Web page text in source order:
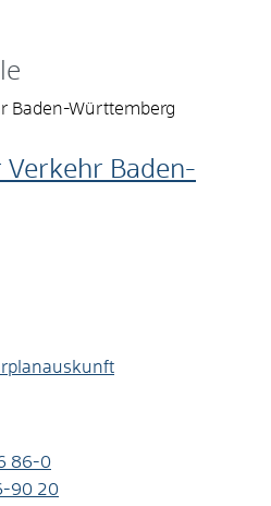
Baden-Württemberg
Baden-
86-0
90 20